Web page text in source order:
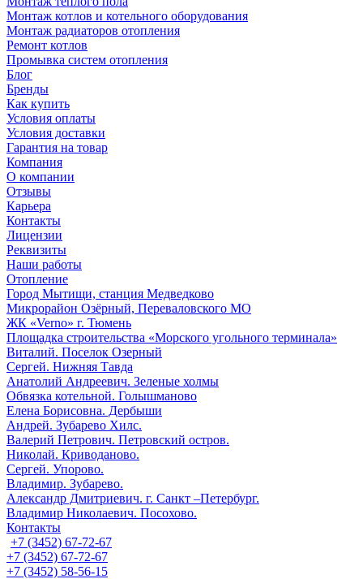
Монтаж котлов и котельного оборудования
Монтаж радиаторов отопления
Ремонт котлов
Промывка систем отопления
Блог
Бренды
Как купить
Условия оплаты
Условия доставки
Гарантия на товар
Компания
О компании
Отзывы
Карьера
Контакты
Лицензии
Реквизиты
Наши работы
Отопление
Город Мытищи, станция Медведково
Микрорайон Озёрный, Переваловского МО
ЖК «Verno» г. Тюмень
Площадка строительства «Морского угольного терминала»
Виталий. Поселок Озерный
Сергей. Нижняя Тавда
Анатолий Андреевич. Зеленые холмы
Обвязка котельной. Голышманово
Елена Борисовна. Дербыши
Андрей. Зубарево Хилс.
Валерий Петрович. Петровский остров.
Николай. Криводаново.
Сергей. Упорово.
Владимир. Зубарево.
Александр Дмитриевич. г. Санкт –Петербург.
Владимир Николаевич. Посохово.
Контакты
+7 (3452) 67-72-67
+7 (3452) 67-72-67
+7 (3452) 58-56-15